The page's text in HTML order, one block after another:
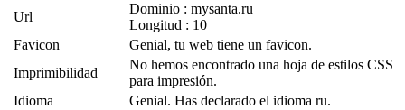
Url
Dominio : mysanta.ru
Longitud : 10
Favicon
Genial, tu web tiene un favicon.
Imprimibilidad
No hemos encontrado una hoja de estilos CSS
para impresión.
Idioma
Genial. Has declarado el idioma ru.